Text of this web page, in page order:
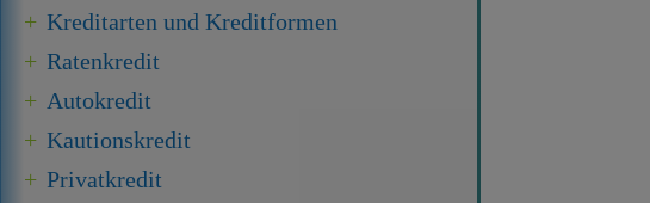
Kreditarten und Kreditformen
Ratenkredit
Autokredit
Kautionskredit
Privatkredit